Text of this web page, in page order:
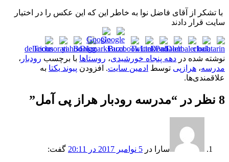
با تشکر از آقای فاضل نوا به خاطر این که این عکس را در اختیار
سایت قرار دادند
نوشته شده در دهه پنجاه خورشیدی، روستاها با برچسب رودبار ،
مدرسه، هرازپی توسط ادمین سایت. افزودن پیوند یکتا به
علاقمندی‌ها.
8 نظر در “ مدرسه رودبار هراز پی آمل”
سارا در 5 نوامبر 2017 در 20:11 گفت: